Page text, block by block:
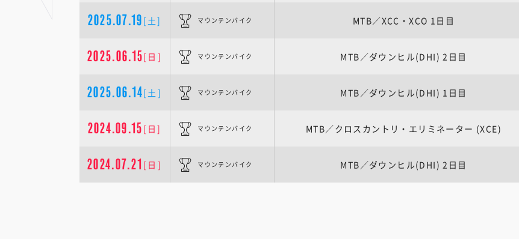
2025.07.19 [土] マウンテンバイク MTB／XCC・XCO 1日目
2025.06.15[日] マウンテンバイク MTB／ダウンヒル(DHI) 2日目
2025.06.14[土] マウンテンバイク MTB／ダウンヒル(DHI) 1日目
2024.09.15 [日] マウンテンバイク MTB／クロスカントリ・エリミネーター (XCE)
2024.07.21 [日] マウンテンバイク MTB／ダウンヒル(DHI) 2日目